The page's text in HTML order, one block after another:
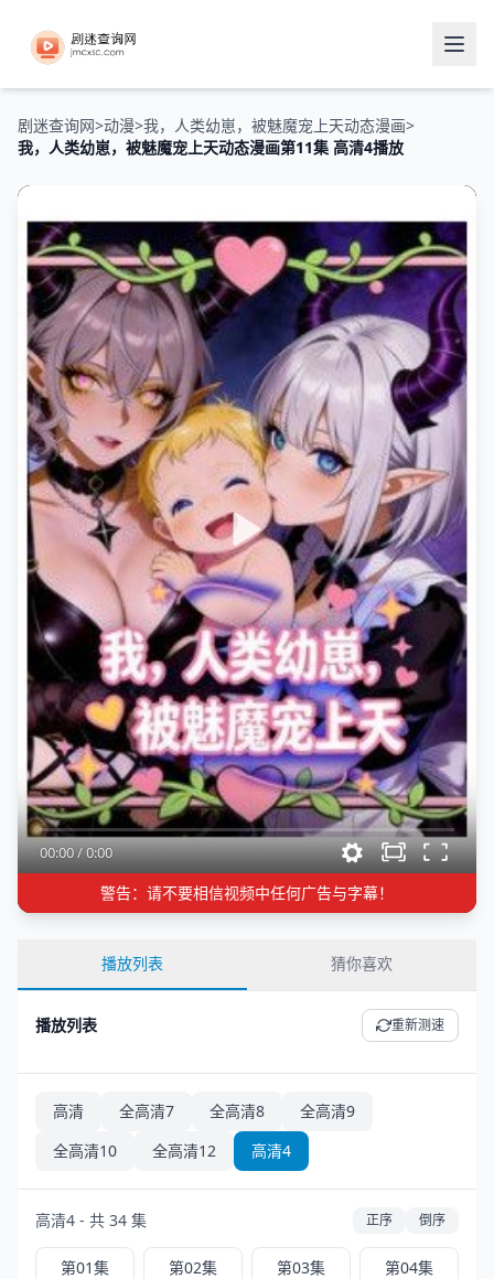
剧迷查询网>动漫>我，人类幼崽，被魅魔宠上天动态漫画>
我，人类幼崽，被魅魔宠上天动态漫画第11集 高清4播放
00:00/0:00
警告：请不要相信视频中任何广告与字幕！
播放列表 猜你喜欢
播放列表 重新测速
高清 全高清7 全高清8
全高清9
全高清10
全高清12 高清4
高清4 - 共 34 集 正序 倒序
第01集 第02集 第03集 第04集